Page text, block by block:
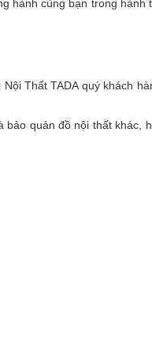
hành cùng bạn trong
Thất TADA quý khách
quản đồ nội thất khác,